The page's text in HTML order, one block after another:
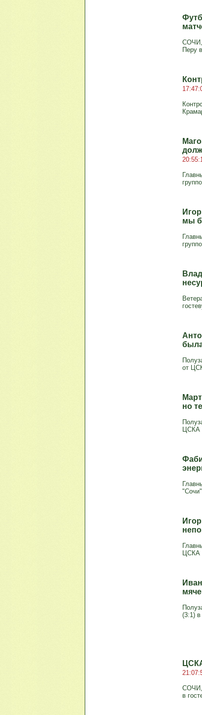
СОЧИ,
Перу
мы
от
но
ЦСКА
ЦСКА
(3:1)
СОЧИ,
в